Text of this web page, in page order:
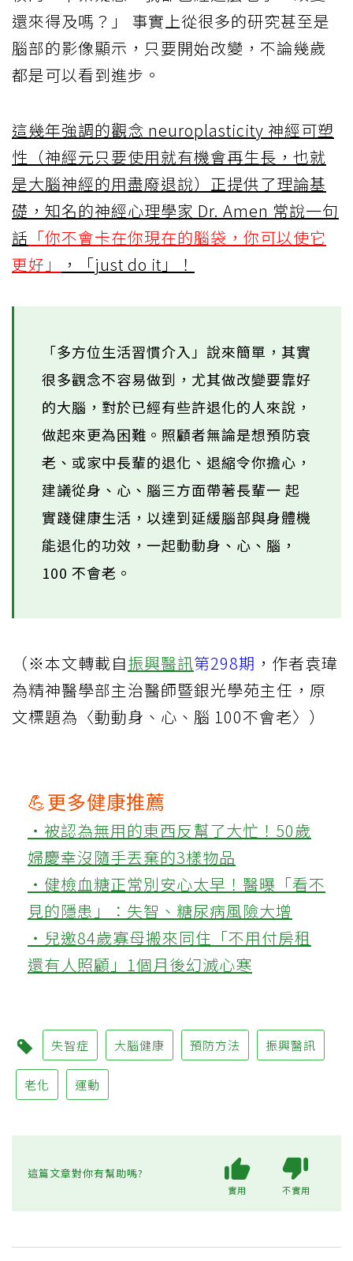
還來得及嗎？」 事實上從很多的研究甚至是
腦部的影像顯示，只要開始改變，不論幾歲
都是可以看到進步。
這幾年強調的觀念 neuroplasticity 神經可塑
性（神經元只要使用就有機會再生長，也就
是大腦神經的用盡廢退說）正提供了理論基
礎，知名的神經心理學家 Dr. Amen 常說一句
話 「你不會卡在你現在的腦袋，你可以使它
更好」
，「just do it」！
「多方位生活習慣介入」說來簡單，其實
很多觀念不容易做到，尤其做改變要靠好
的大腦，對於已經有些許退化的人來說，
做起來更為困難。照顧者無論是想預防衰
老、或家中長輩的退化、退縮令你擔心，
建議從身、心、腦三方面帶著長輩一 起
實踐健康生活，以達到延緩腦部與身體機
能退化的功效，一起動動身、心、腦，
100 不會老。
（※本文轉載自振興醫訊第298期 ，作者袁瑋
為精神醫學部主治醫師暨銀光學苑主任，原
文標題為〈動動身、心、腦 100不會老〉）
💪更多健康推薦
‧被認為無用的東西反幫了大忙！50歲
婦慶幸沒隨手丟棄的3樣物品
‧健檢血糖正常別安心太早！醫曝「看不
見的隱患」：失智、糖尿病風險大增
‧兒邀84歲寡母搬來同住「不用付房租
還有人照顧」1個月後幻滅心寒
失智症 大腦健康 預防方法 振興醫訊
老化 運動
這篇文章對你有幫助嗎?
實用 不實用